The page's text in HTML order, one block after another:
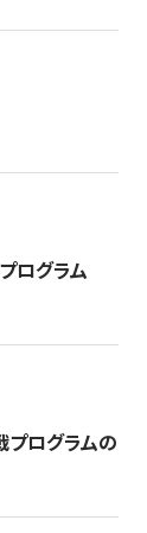
ログラム
プログラムの